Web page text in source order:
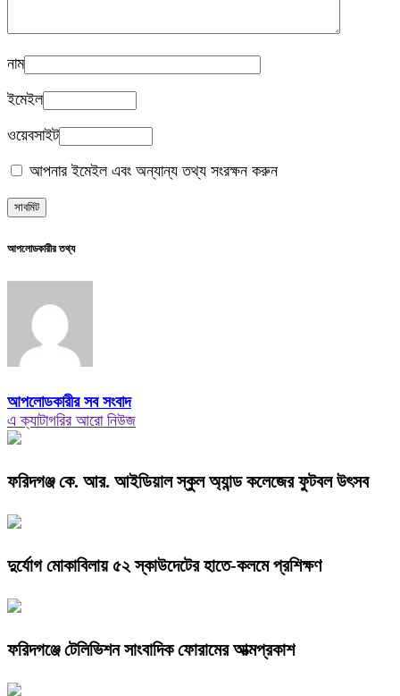
নাম
ইমেইল
ওয়েবসাইট
আপনার ইমেইল এবং অন্যান্য তথ্য সংরক্ষন করুন
আপলোডকারীর তথ্য
আপলোডকারীর সব সংবাদ
এ ক্যাটাগরির আরো নিউজ
ফরিদগঞ্জ কে. আর. আইডিয়াল স্কুল অ্যান্ড কলেজের ফুটবল উৎসব
দুর্যোগ মোকাবিলায় ৫২ স্কাউদেটের হাতে-কলমে প্রশিক্ষণ
ফরিদগঞ্জে টেলিভিশন সাংবাদিক ফোরামের আত্মপ্রকাশ